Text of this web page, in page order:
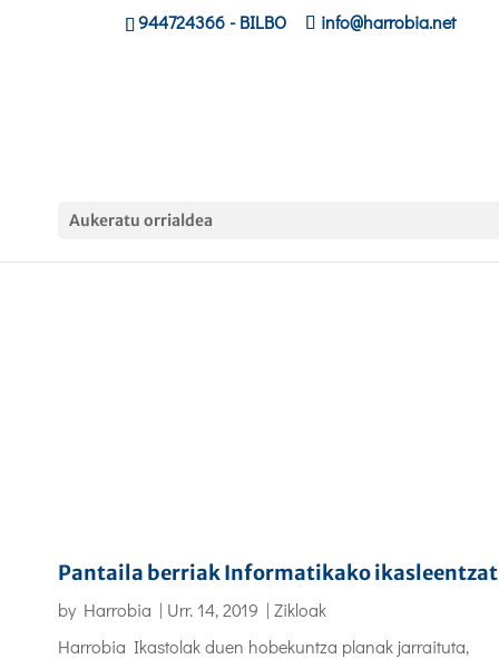
944724366- BILBO info@harrobia.net
Aukeratu orrialdea
Pantaila berriak Informatikako ikasleentzat
by Harrobia | Urr. 14, 2019 | Zikloak
Harrobia Ikastolak duen hobekuntza planak jarraituta,